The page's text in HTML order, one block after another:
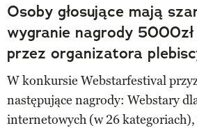
Osoby głosujące mają
wygranie nagrody 5000zł
przez organizatora
W konkursie Webstarfestival
następujące nagrody: Webstary
internetowych (w 26